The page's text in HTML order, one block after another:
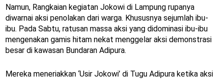
Namun, Rangkaian kegiatan Jokowi di Lampung rupanya
diwarnai aksi penolakan dari warga. Khususnya sejumlah ibu-
ibu. Pada Sabtu, ratusan massa aksi yang didominasi ibu-ibu
mengenakan gamis hitam nekat menggelar aksi demonstrasi
besar di kawasan Bundaran Adipura.
Mereka meneriakkan ‘Usir Jokowi’ di Tugu Adipura ketika aksi